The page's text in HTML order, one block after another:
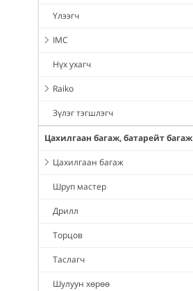
Үлээгч
IMC
Нүх ухагч
Raiko
Зүлэг тэгшлэгч
Цахилгаан багаж, батарейт багаж
Цахилгаан багаж
Шруп мастер
Дрилл
Торцов
Таслагч
Шулуун хөрөө